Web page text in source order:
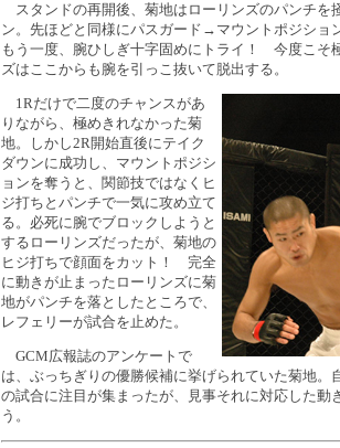
スタンドの再開後、菊地はローリンズのパンチを
ン。先ほどと同様にパスガード→マウントポジショ
もう一度、腕ひしぎ十字固めにトライ！ 今度こそ
ズはここからも腕を引っこ抜いて脱出する。
1Rだけで二度のチャンスがあ
りながら、極めきれなかった菊
地。しかし2R開始直後にテイク
ダウンに成功し、マウントポジシ
ョンを奪うと、関節技ではなくヒ
ジ打ちとパンチで一気に攻め立て
る。必死に腕でブロックしようと
するローリンズだったが、菊地の
ヒジ打ちで顔面をカット！ 完全
に動きが止まったローリンズに菊
地がパンチを落としたところで、
レフェリーが試合を止めた。
GCM広報誌のアンケートで
は、ぶっちぎりの優勝候補に挙げられていた菊地。
の試合に注目が集まったが、見事それに対応した動
う。